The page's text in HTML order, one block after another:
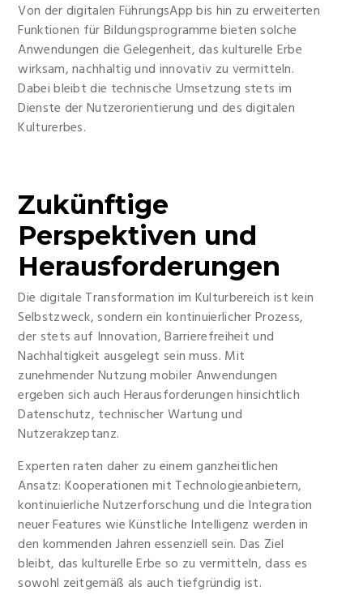
Von der digitalen FührungsApp bis hin zu erweiterten
Funktionen für Bildungsprogramme bieten solche
Anwendungen die Gelegenheit, das kulturelle Erbe
wirksam, nachhaltig und innovativ zu vermitteln.
Dabei bleibt die technische Umsetzung stets im
Dienste der Nutzerorientierung und des digitalen
Kulturerbes.
Zukünftige
Perspektiven und
Herausforderungen
Die digitale Transformation im Kulturbereich ist kein
Selbstzweck, sondern ein kontinuierlicher Prozess,
der stets auf Innovation, Barrierefreiheit und
Nachhaltigkeit ausgelegt sein muss. Mit
zunehmender Nutzung mobiler Anwendungen
ergeben sich auch Herausforderungen hinsichtlich
Datenschutz, technischer Wartung und
Nutzerakzeptanz.
Experten raten daher zu einem ganzheitlichen
Ansatz: Kooperationen mit Technologieanbietern,
kontinuierliche Nutzerforschung und die Integration
neuer Features wie Künstliche Intelligenz werden in
den kommenden Jahren essenziell sein. Das Ziel
bleibt, das kulturelle Erbe so zu vermitteln, dass es
sowohl zeitgemäß als auch tiefgründig ist.